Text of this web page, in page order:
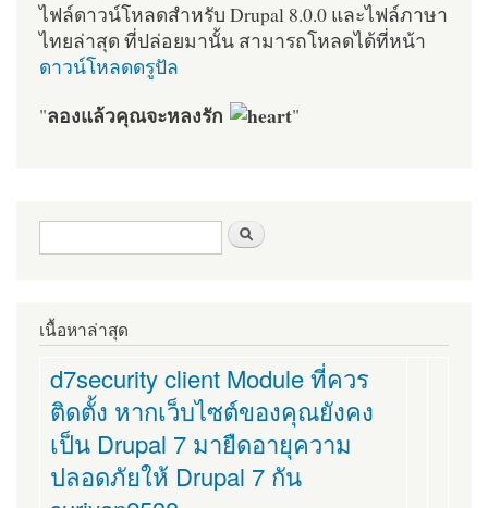
ไฟล์ดาวน์โหลดสำหรับ Drupal 8.0.0 และไฟล์ภาษา
ไทยล่าสุด ที่ปล่อยมานั้น สามารถโหลดได้ที่หน้า
ดาวน์โหลดดรูปัล
"ลองแล้วคุณจะหลงรัก "
ฟอร์มค้นหา
เนื้อหาล่าสุด
d7security client Module ที่ควร
ติดตั้ง หากเว็บไซต์ของคุณยังคง
เป็น Drupal 7 มายืดอายุความ
ปลอดภัยให้ Drupal 7 กัน